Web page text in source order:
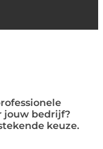
jouw bedrijf?
keuze.